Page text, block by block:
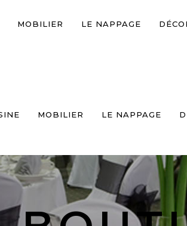
MOBILIER LE NAPPAGE
MOBILIER LE NAPPAGE